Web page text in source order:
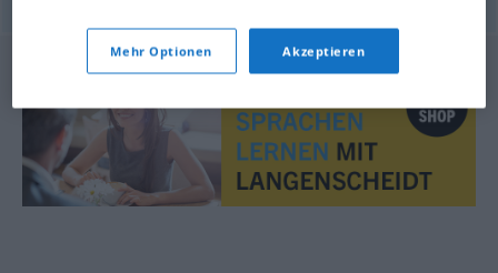
Mehr Optionen Akzeptieren